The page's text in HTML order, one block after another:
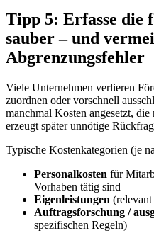
Tipp 5: Erfasse die
sauber – und
Abgrenzungsfehler
Viele Unternehmen verlieren
zuordnen oder vorschnell
manchmal Kosten angesetzt,
erzeugt später unnötige
Typische Kostenkategorien (je
Personalkosten für
Vorhaben tätig sind
Eigenleistungen
Auftragsforschung /
spezifischen Regeln)